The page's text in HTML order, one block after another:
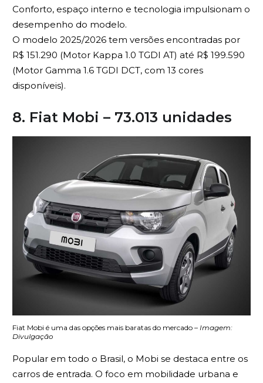
Conforto, espaço interno e tecnologia impulsionam o
desempenho do modelo.
O modelo 2025/2026 tem versões encontradas por
R$ 151.290 (Motor Kappa 1.0 TGDI AT) até R$ 199.590
(Motor Gamma 1.6 TGDI DCT, com 13 cores
disponíveis).
8. Fiat Mobi – 73.013 unidades
Fiat Mobi é uma das opções mais baratas do mercado – Imagem:
Divulgação
Popular em todo o Brasil, o Mobi se destaca entre os
carros de entrada. O foco em mobilidade urbana e